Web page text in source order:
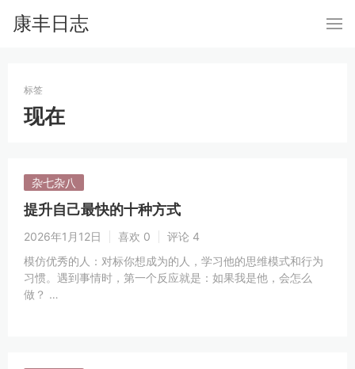
康丰日志
标签
现在
杂七杂八
提升自己最快的十种方式
2026年1月12日 喜欢 0
评论 4
模仿优秀的人：对标你想成为的人，学习他的思维模式和行为
习惯。遇到事情时，第一个反应就是：如果我是他，会怎么
做？ …